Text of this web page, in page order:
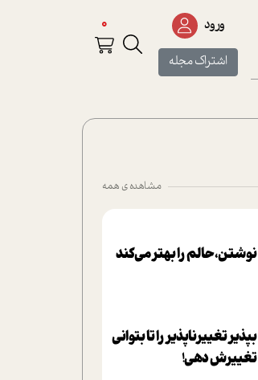
ورود
اشتراک مجله
0
مشاهده ی همه
نوشتن، حالم را بهتر می‌کند
بپذير تغييرناپذير را تا بتواني
تغييرش دهي!‏